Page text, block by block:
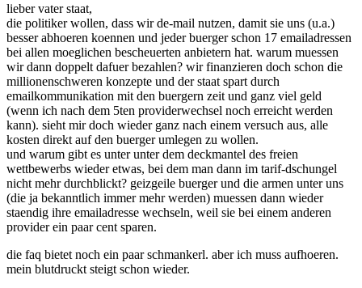
lieber vater staat,
die politiker wollen, dass wir de-mail nutzen, damit sie uns (u.a.)
besser abhoeren koennen und jeder buerger schon 17 emailadressen
bei allen moeglichen bescheuerten anbietern hat. warum muessen
wir dann doppelt dafuer bezahlen? wir finanzieren doch schon die
millionenschweren konzepte und der staat spart durch
emailkommunikation mit den buergern zeit und ganz viel geld
(wenn ich nach dem 5ten providerwechsel noch erreicht werden
kann). sieht mir doch wieder ganz nach einem versuch aus, alle
kosten direkt auf den buerger umlegen zu wollen.
und warum gibt es unter unter dem deckmantel des freien
wettbewerbs wieder etwas, bei dem man dann im tarif-dschungel
nicht mehr durchblickt? geizgeile buerger und die armen unter uns
(die ja bekanntlich immer mehr werden) muessen dann wieder
staendig ihre emailadresse wechseln, weil sie bei einem anderen
provider ein paar cent sparen.
die faq bietet noch ein paar schmankerl. aber ich muss aufhoeren.
mein blutdruckt steigt schon wieder.